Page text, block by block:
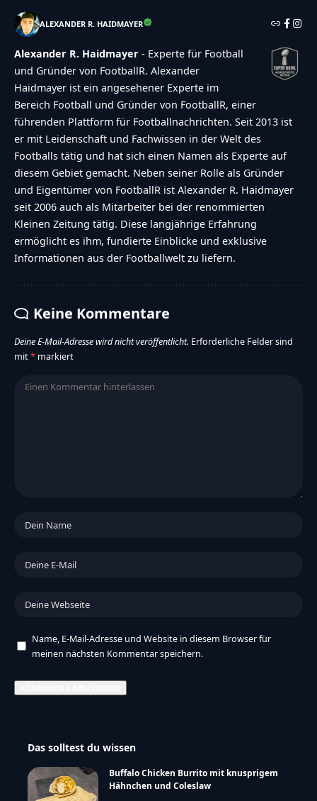
ALEXANDER R. HAIDMAYER
Alexander R. Haidmayer - Experte für Football
und Gründer von FootballR. Alexander
Haidmayer ist ein angesehener Experte im
Bereich Football und Gründer von FootballR, einer
führenden Plattform für Footballnachrichten. Seit 2013 ist
er mit Leidenschaft und Fachwissen in der Welt des
Footballs tätig und hat sich einen Namen als Experte auf
diesem Gebiet gemacht. Neben seiner Rolle als Gründer
und Eigentümer von FootballR ist Alexander R. Haidmayer
seit 2006 auch als Mitarbeiter bei der renommierten
Kleinen Zeitung tätig. Diese langjährige Erfahrung
ermöglicht es ihm, fundierte Einblicke und exklusive
Informationen aus der Footballwelt zu liefern.
Keine Kommentare
Deine E-Mail-Adresse wird nicht veröffentlicht. Erforderliche Felder sind
mit* markiert
Name, E-Mail-Adresse und Website in diesem Browser für
meinen nächsten Kommentar speichern.
Das solltest du wissen
Buffalo Chicken Burrito mit knusprigem
Hähnchen und Coleslaw